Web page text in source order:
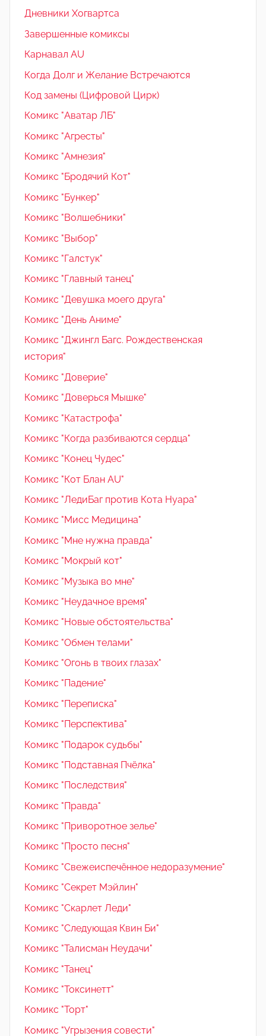
Дневники Хогвартса
Завершенные комиксы
Карнавал AU
Когда Долг и Желание Встречаются
Код замены (Цифровой Цирк)
Комикс "Аватар ЛБ"
Комикс "Агресты"
Комикс "Амнезия"
Комикс "Бродячий Кот"
Комикс "Бункер"
Комикс "Волшебники"
Комикс "Выбор"
Комикс "Галстук"
Комикс "Главный танец"
Комикс "Девушка моего друга"
Комикс "День Аниме"
Комикс "Джингл Багс. Рождественская
история"
Комикс "Доверие"
Комикс "Доверься Мышке"
Комикс "Катастрофа"
Комикс "Когда разбиваются сердца"
Комикс "Конец Чудес"
Комикс "Кот Блан AU"
Комикс "ЛедиБаг против Кота Нуара"
Комикс "Мисс Медицина"
Комикс "Мне нужна правда"
Комикс "Мокрый кот"
Комикс "Музыка во мне"
Комикс "Неудачное время"
Комикс "Новые обстоятельства"
Комикс "Обмен телами"
Комикс "Огонь в твоих глазах"
Комикс "Падение"
Комикс "Переписка"
Комикс "Перспектива"
Комикс "Подарок судьбы"
Комикс "Подставная Пчёлка"
Комикс "Последствия"
Комикс "Правда"
Комикс "Приворотное зелье"
Комикс "Просто песня"
Комикс "Свежеиспечённое недоразумение"
Комикс "Секрет Мэйлин"
Комикс "Скарлет Леди"
Комикс "Следующая Квин Би"
Комикс "Талисман Неудачи"
Комикс "Танец"
Комикс "Токсинетт"
Комикс "Торт"
Комикс "Угрызения совести"